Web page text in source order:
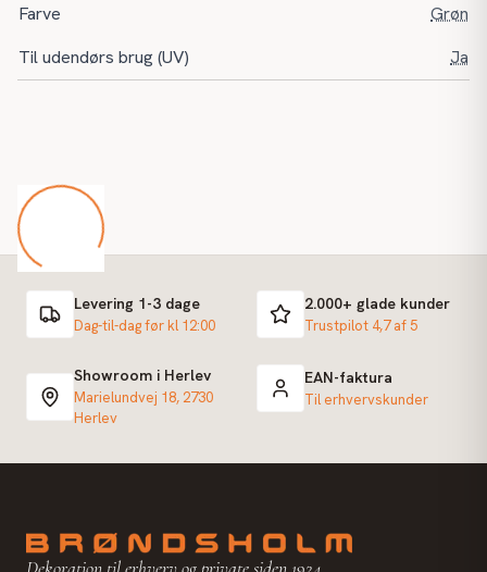
Farve
Grøn
Til udendørs brug (UV)
Ja
Levering 1-3 dage
Dag-til-dag før kl 12:00
2.000+ glade kunder
Trustpilot 4,7 af 5
Showroom i Herlev
Marielundvej 18, 2730
Herlev
EAN-faktura
Til erhvervskunder